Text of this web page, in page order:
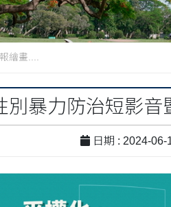
繪畫....
別暴力防治短影
日期 : 2024-06-